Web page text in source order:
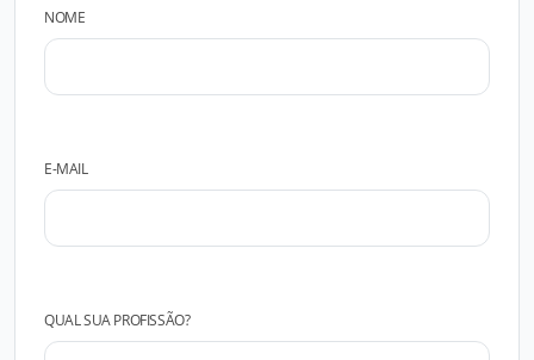
NOME
E-MAIL
QUAL SUA PROFISSÃO?